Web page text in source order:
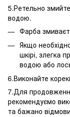
5.Ретельно
водою.
Фарба
Якщо
шкірі, злегка
водою або
6.Виконайте
7.Для
рекомендуємо
та бажано